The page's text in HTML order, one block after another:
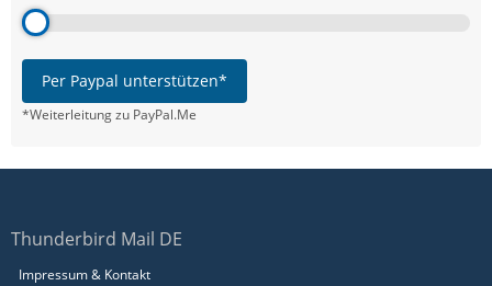
Per Paypal unterstützen*
*Weiterleitung zu PayPal.Me
Thunderbird Mail DE
Impressum & Kontakt